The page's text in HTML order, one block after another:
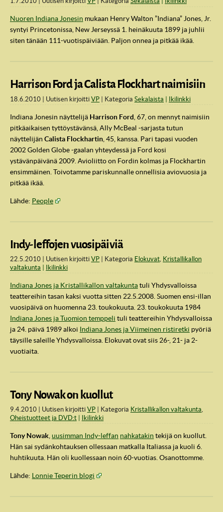
Nuoren Indiana Jonesin mukaan Henry Walton ”Indiana” Jones, Jr.
syntyi Prince­to­nis­sa, New Jer­seys­sä 1. heinäkuuta 1899 ja juhlii
siten tänään 111-vuotispäiviään. Paljon onnea ja pitkää ikää.
Harrison Ford ja Calista Flockhart naimisiin
18.6.2010 Uutisen kirjoitti VP Kategoria Sekalaista Ikilinkki
Indiana Jonesin näyttelijä Harrison Ford , 67, on mennyt naimisiin
pitkäaikaisen tyttöystävänsä, Ally McBeal -sarjasta tutun
näyttelijän Calista Flockhartin , 45, kanssa. Pari tapasi vuoden
2002 Golden Globe -gaalan yhteydessä ja Ford kosi
ystävänpäivänä 2009. Avioliitto on Fordin kolmas ja Flockhartin
ensimmäinen. Toivotamme pariskunnalle onnellisia aviovuosia ja
pitkää ikää.
Lähde: People
Indy-leffojen vuosipäiviä
22.5.2010 Uutisen kirjoitti VP Kategoria Elokuvat Kristallikallon
valtakunta
Ikilinkki
Indiana Jones ja Kristallikallon valtakuntatuli Yhdysvalloissa
teattereihin tasan kaksi vuotta sitten 22.5.2008. Suomen ensi-illan
vuosipäivä on huomenna 23. toukokuuta. 23. toukokuuta 1984
Indiana Jones ja Tuomion temppeli tuli teattereihin Yhdysvalloissa
ja 24. päivä 1989 alkoi Indiana Jones ja Viimeinen ristiretki pyöriä
täysille saleille Yhdysvalloissa. Elokuvat ovat siis 26-, 21- ja 2-
vuotiaita.
Tony Nowak on kuollut
9.4.2010 Uutisen kirjoitti VP Kategoria Kristallikallon valtakunta
Oheistuotteet ja DVD:t
Ikilinkki
Tony Nowak uusimman Indy-leffan nahkatakin tekijä on kuollut.
Hän sai sydänkohtauksen ollessaan matkalla Italiassa ja kuoli 6.
huhtikuuta. Hän oli kuollessaan noin 60-vuotias. Osanottomme.
Lähde: Lonnie Teperin blogi